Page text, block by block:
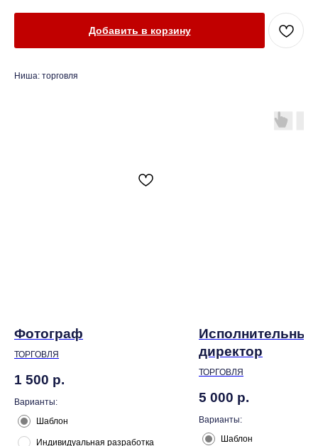
Добавить в корзину
Ниша: торговля
Фотограф
ТОРГОВЛЯ
1 500 р.
Варианты:
Шаблон
Индивидуальная разработка
Исполнительный
директор
ТОРГОВЛЯ
5 000 р.
Варианты:
Шаблон